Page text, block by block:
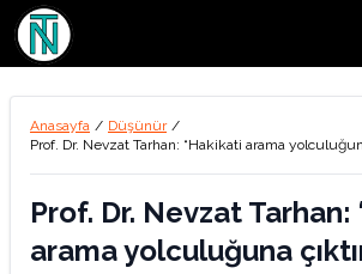
Anasayfa / Düşünür /
Prof. Dr. Nevzat Tarhan: “Hakikati arama
Prof. Dr. Nevzat Tarhan:
arama yolculuğuna